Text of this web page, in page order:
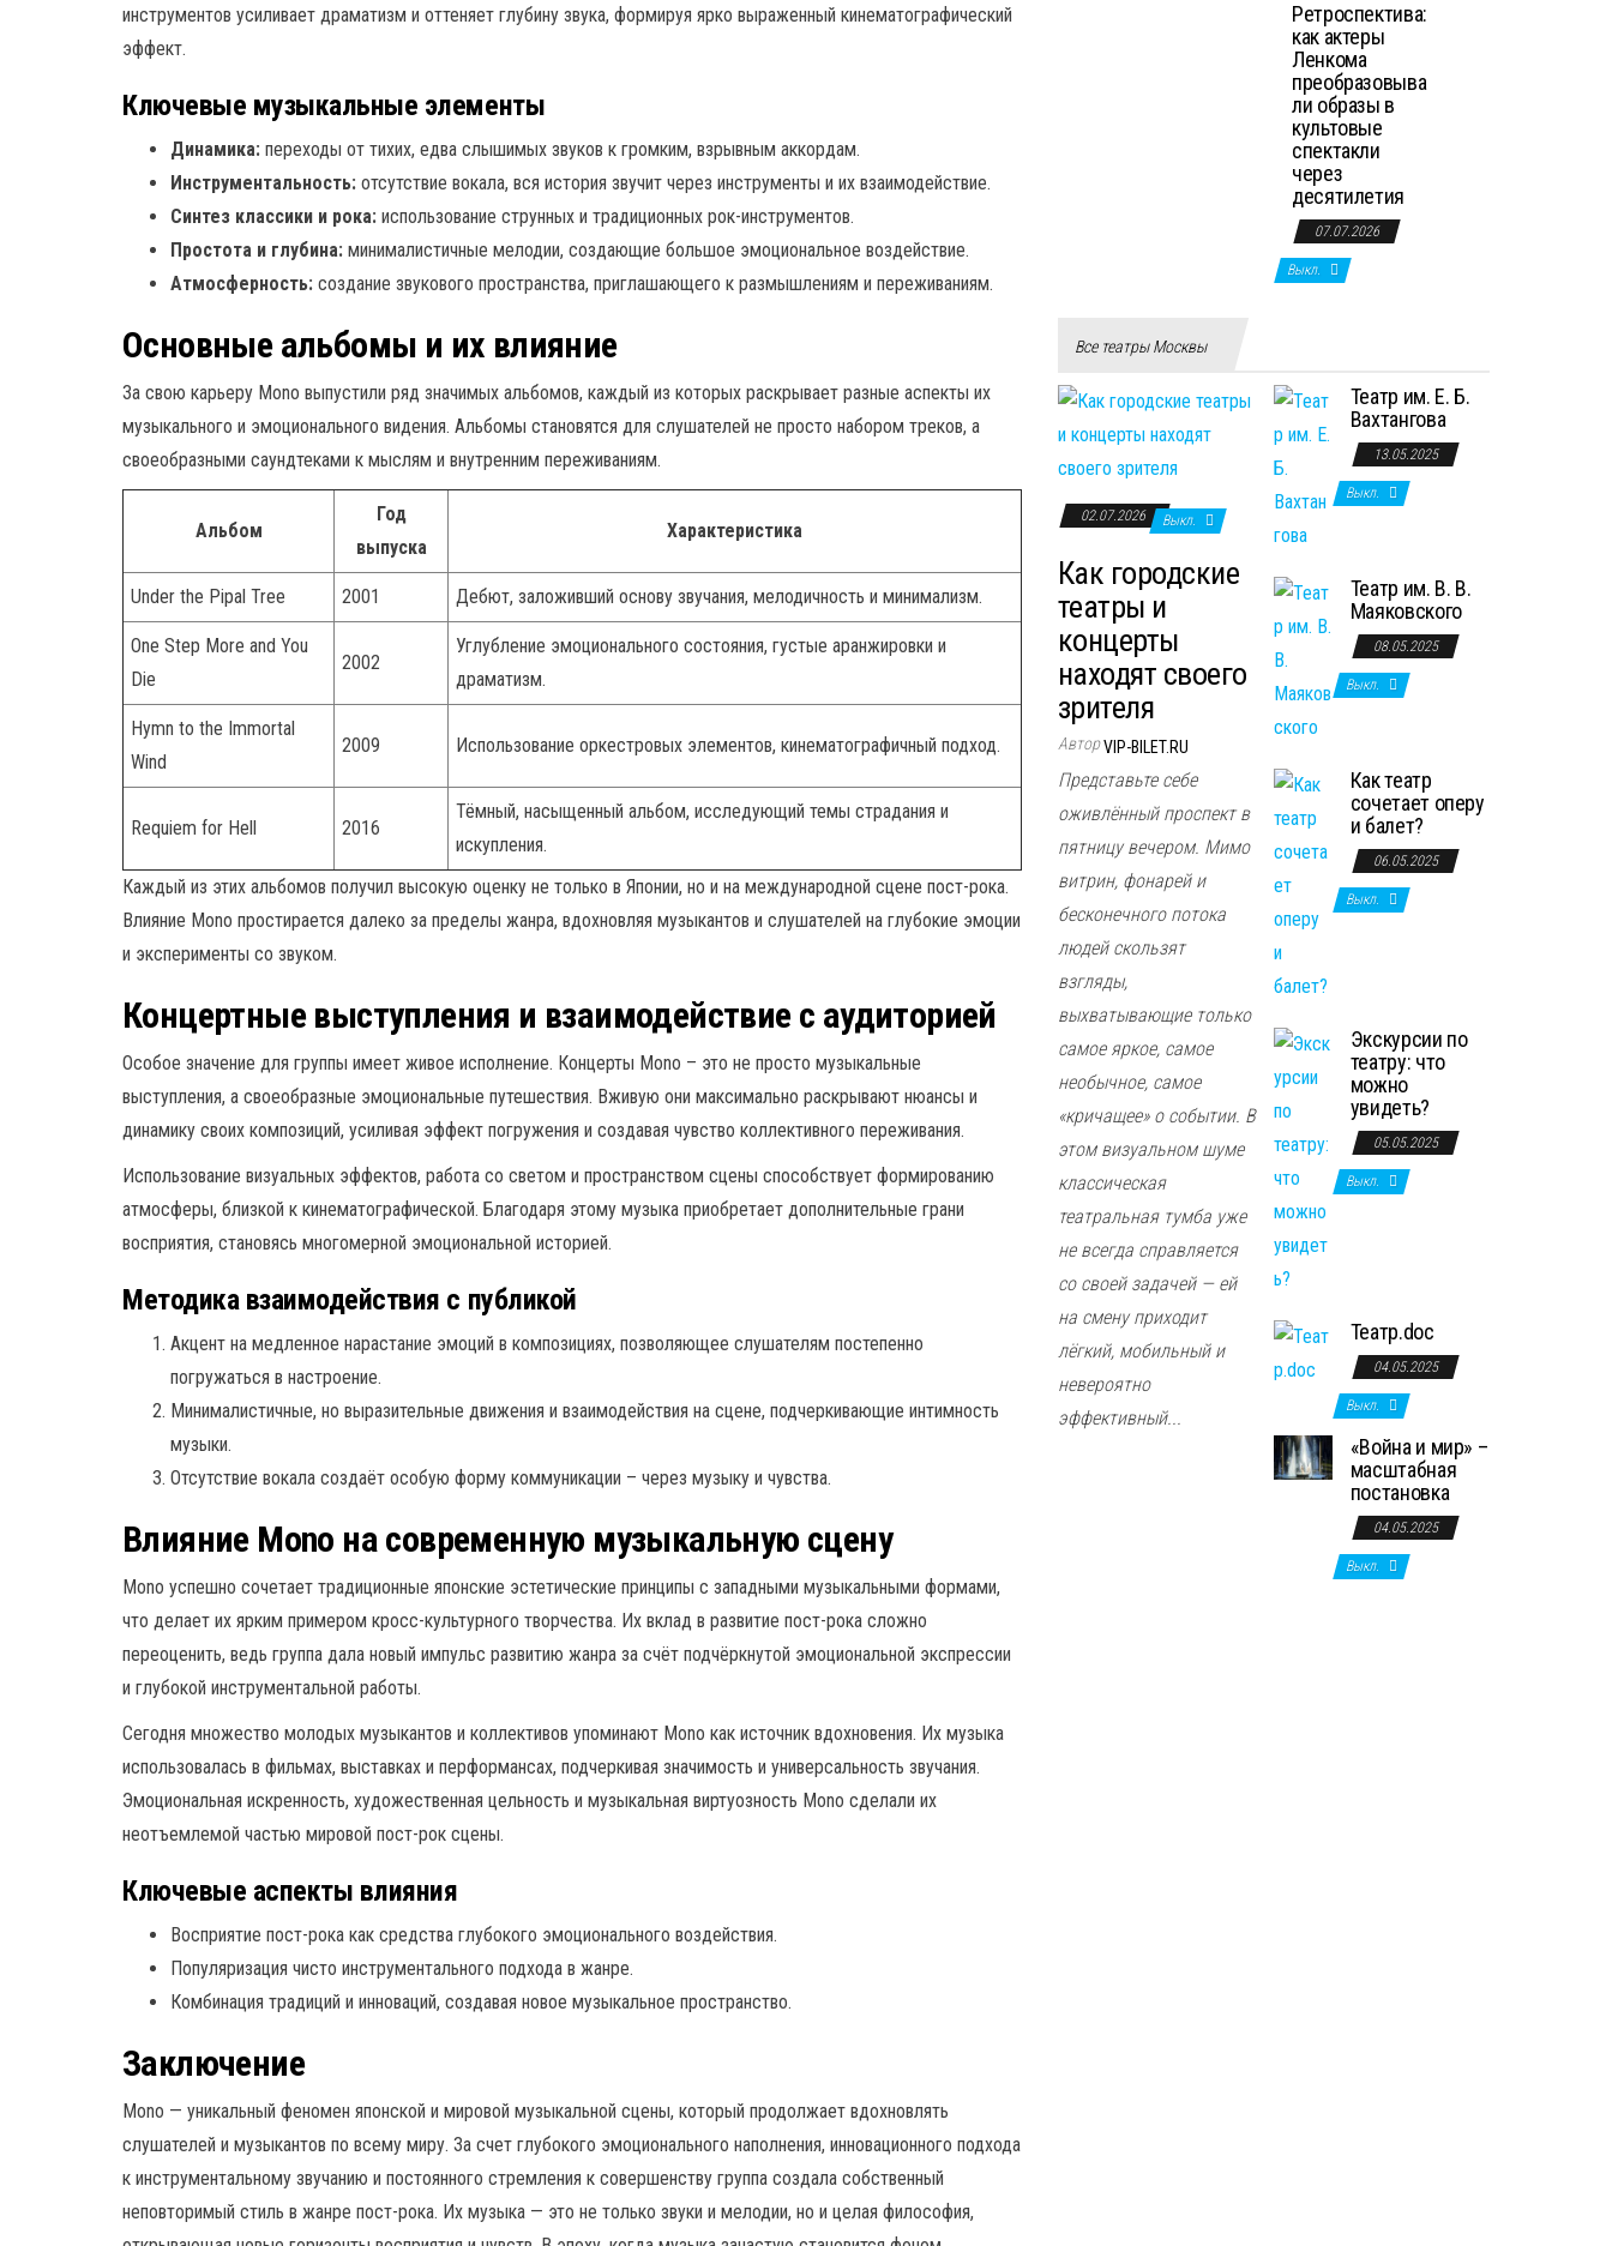
инструментов усиливает драматизм и оттеняет глубину звука, формируя ярко выраженный кинематографический
эффект.
Ключевые музыкальные элементы
Динамика: переходы от тихих, едва слышимых звуков к громким, взрывным аккордам.
Инструментальность: отсутствие вокала, вся история звучит через инструменты и их взаимодействие.
Синтез классики и рока: использование струнных и традиционных рок-инструментов.
Простота и глубина: минималистичные мелодии, создающие большое эмоциональное воздействие.
Атмосферность: создание звукового пространства, приглашающего к размышлениям и переживаниям.
Основные альбомы и их влияние
За свою карьеру Mono выпустили ряд значимых альбомов, каждый из которых раскрывает разные аспекты их
музыкального и эмоционального видения. Альбомы становятся для слушателей не просто набором треков, а
своеобразными саундтеками к мыслям и внутренним переживаниям.
Альбом
Год
выпуска
Характеристика
Under the Pipal Tree 2001 Дебют, заложивший основу звучания, мелодичность и минимализм.
One Step More and You
Die
2002
Углубление эмоционального состояния, густые аранжировки и
драматизм.
Hymn to the Immortal
Wind
2009 Использование оркестровых элементов, кинематографичный подход.
Requiem for Hell 2016
Тёмный, насыщенный альбом, исследующий темы страдания и
искупления.
Каждый из этих альбомов получил высокую оценку не только в Японии, но и на международной сцене пост-рока.
Влияние Mono простирается далеко за пределы жанра, вдохновляя музыкантов и слушателей на глубокие эмоции
и эксперименты со звуком.
Концертные выступления и взаимодействие с аудиторией
Особое значение для группы имеет живое исполнение. Концерты Mono – это не просто музыкальные
выступления, а своеобразные эмоциональные путешествия. Вживую они максимально раскрывают нюансы и
динамику своих композиций, усиливая эффект погружения и создавая чувство коллективного переживания.
Использование визуальных эффектов, работа со светом и пространством сцены способствует формированию
атмосферы, близкой к кинематографической. Благодаря этому музыка приобретает дополнительные грани
восприятия, становясь многомерной эмоциональной историей.
Методика взаимодействия с публикой
Акцент на медленное нарастание эмоций в композициях, позволяющее слушателям постепенно
погружаться в настроение.
Минималистичные, но выразительные движения и взаимодействия на сцене, подчеркивающие интимность
музыки.
Отсутствие вокала создаёт особую форму коммуникации – через музыку и чувства.
Влияние Mono на современную музыкальную сцену
Mono успешно сочетает традиционные японские эстетические принципы с западными музыкальными формами,
что делает их ярким примером кросс-культурного творчества. Их вклад в развитие пост-рока сложно
переоценить, ведь группа дала новый импульс развитию жанра за счёт подчёркнутой эмоциональной экспрессии
и глубокой инструментальной работы.
Сегодня множество молодых музыкантов и коллективов упоминают Mono как источник вдохновения. Их музыка
использовалась в фильмах, выставках и перформансах, подчеркивая значимость и универсальность звучания.
Эмоциональная искренность, художественная цельность и музыкальная виртуозность Mono сделали их
неотъемлемой частью мировой пост-рок сцены.
Ключевые аспекты влияния
Восприятие пост-рока как средства глубокого эмоционального воздействия.
Популяризация чисто инструментального подхода в жанре.
Комбинация традиций и инноваций, создавая новое музыкальное пространство.
Заключение
Mono — уникальный феномен японской и мировой музыкальной сцены, который продолжает вдохновлять
слушателей и музыкантов по всему миру. За счет глубокого эмоционального наполнения, инновационного подхода
к инструментальному звучанию и постоянного стремления к совершенству группа создала собственный
неповторимый стиль в жанре пост-рока. Их музыка — это не только звуки и мелодии, но и целая философия,
Ретроспектива:
как актеры
Ленкома
преобразовыва
ли образы в
культовые
спектакли
через
десятилетия
07.07.2026
Выкл.
Все театры Москвы
02.07.2026 Выкл.
Как городские
театры и
концерты
находят своего
зрителя
АвторVIP-BILET.RU
Представьте себе
оживлённый проспект в
пятницу вечером. Мимо
витрин, фонарей и
бесконечного потока
людей скользят
взгляды,
выхватывающие только
самое яркое, самое
необычное, самое
«кричащее» о событии. В
этом визуальном шуме
классическая
театральная тумба уже
не всегда справляется
со своей задачей — ей
на смену приходит
лёгкий, мобильный и
невероятно
эффективный...
Театр им. Е. Б.
Вахтангова
13.05.2025
Выкл.
Театр им. В. В.
Маяковского
08.05.2025
Выкл.
Как театр
сочетает оперу
и балет?
06.05.2025
Выкл.
Экскурсии по
театру: что
можно
увидеть?
05.05.2025
Выкл.
Театр.doc
04.05.2025
Выкл.
«Война и мир» –
масштабная
постановка
04.05.2025
Выкл.